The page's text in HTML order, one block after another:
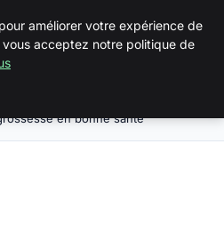
: les étapes essentielles pour
en bonne santé
améliorer votre expérience de
acceptez notre politique de